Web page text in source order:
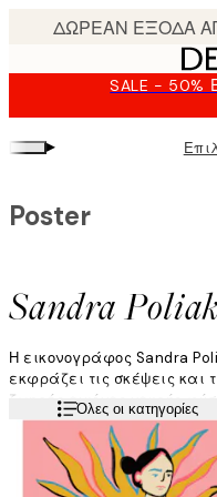
SALE - 50%
▸
Sandra
Poster
Η εικονογράφος Sandra
εκφράζει τις σκέψεις
ζωηρές εικόνες νεκρής
γνωστή για τις φωτεινές
ελεύθερες γραμμές.
«Θα περιέγραφα τη
Διαβάστε περισσότερα
Όλες οι κατηγορίες